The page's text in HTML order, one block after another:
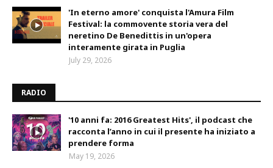
'In eterno amore' conquista l'Amura Film
Festival: la commovente storia vera del
neretino De Benedittis in un'opera
interamente girata in Puglia
July 29, 2026
RADIO
'10 anni fa: 2016 Greatest Hits', il podcast che
racconta l’anno in cui il presente ha iniziato a
prendere forma
May 19, 2026